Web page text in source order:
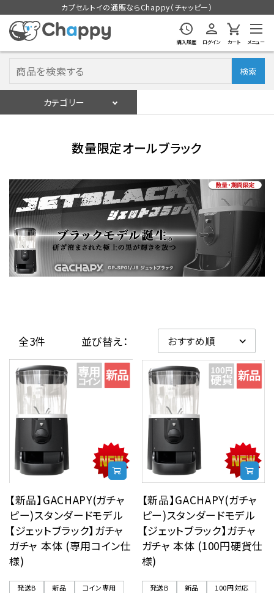
カプセルトイの通販ならChappy（チャッピー）
購入履歴 ログイン カート メニュー
検索
カテゴリー
カプセルトイマシン本体
カプセルトイ
販促用空カプセル
販促用カプセルトイ
ご利用ガイド
06-6282-7659
数量限定オールブラック
全3件 並び替え：
【新品】GACHAPY(ガチャ
ピー)スタンダードモデル
【ジェットブラック】ガチャ
ガチャ 本体 (専用コイン仕
様)
発送B 新品
コイン専用
【新品】GACHAPY(ガチャ
ピー)スタンダードモデル
【ジェットブラック】ガチャ
ガチャ 本体 (100円硬貨仕
様)
発送B 新品
100円対応